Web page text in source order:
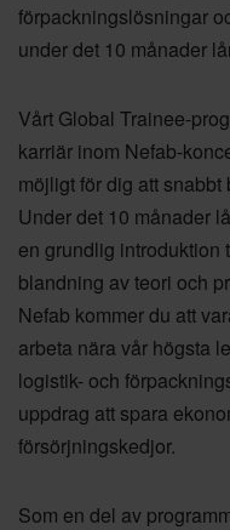
förpackningslösningar
under det 10 månader
Vårt Global Trainee-
karriär inom Nefab-
möjligt för dig att
Under det 10 månader
en grundlig introduktion
blandning av teori och
Nefab kommer du att
arbeta nära vår högsta
logistik- och
uppdrag att spara
försörjningskedjor.
Som en del av